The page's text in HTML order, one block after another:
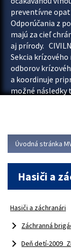
preventívne
Odporúčania z
majú za cieľ
aj prírody.
Sekcia
odborov
a koordinuje
možné následky
Úvodná stránka
Hasiči a
Hasiči a záchranári
Záchranná
Deň detí-